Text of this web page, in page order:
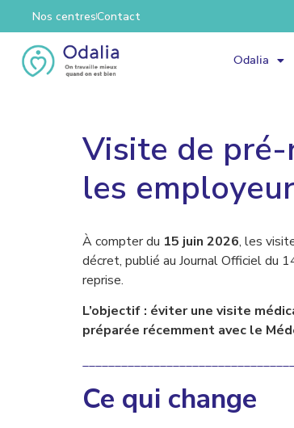
Nos centresContact
Odalia
Visite de
les
À compter du 15 juin 2026, les
décret, publié au Journal Officiel du
reprise.
L’objectif : éviter une visite
préparée récemment avec le
Ce qui change